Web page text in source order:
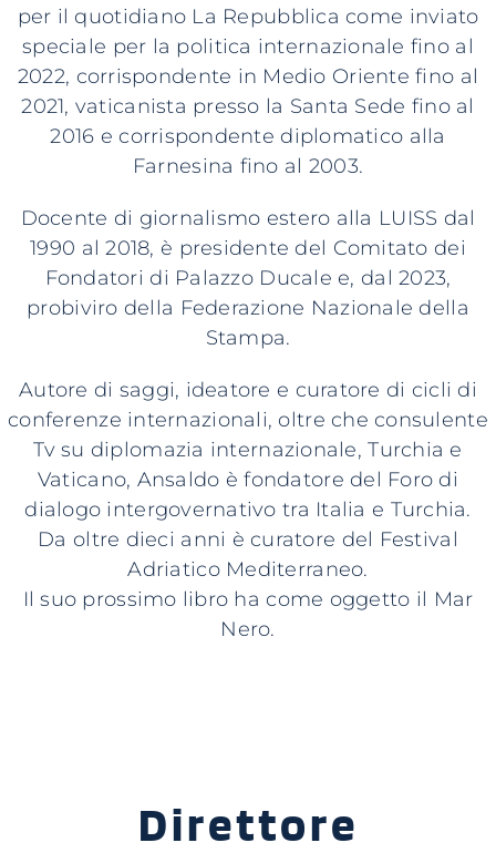
per il quotidiano La Repubblica come inviato
speciale per la politica internazionale fino al
2022, corrispondente in Medio Oriente fino al
2021, vaticanista presso la Santa Sede fino al
2016 e corrispondente diplomatico alla
Farnesina fino al 2003.
Docente di giornalismo estero alla LUISS dal
1990 al 2018, è presidente del Comitato dei
Fondatori di Palazzo Ducale e, dal 2023,
probiviro della Federazione Nazionale della
Stampa.
Autore di saggi, ideatore e curatore di cicli di
conferenze internazionali, oltre che consulente
Tv su diplomazia internazionale, Turchia e
Vaticano, Ansaldo è fondatore del Foro di
dialogo intergovernativo tra Italia e Turchia.
Da oltre dieci anni è curatore del Festival
Adriatico Mediterraneo.
Il suo prossimo libro ha come oggetto il Mar
Nero.
Direttore